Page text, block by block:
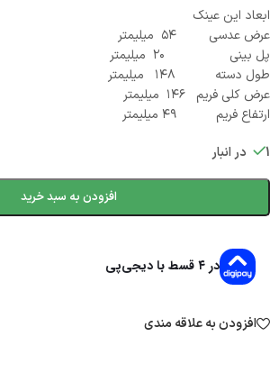
ابعاد این عینک
عرض عدسی ۵۴ میلیمتر
پل بینی ۲۰ میلیمتر
طول دسته ۱۴۸ میلیمتر
عرض کلی فریم ۱۴۶ میلیمتر
ارتفاع فریم ۴۹ میلیمتر
1 در انبار
افزودن به سبد خرید
در ۴ قسط با دیجی‌پی
افزودن به علاقه مندی